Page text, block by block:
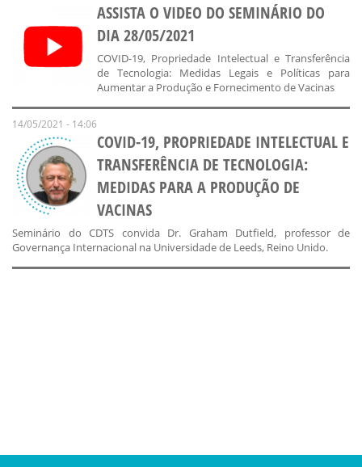
ASSISTA O VIDEO DO SEMINÁRIO DO
DIA 28/05/2021
COVID-19, Propriedade Intelectual e Transferência
de Tecnologia: Medidas Legais e Políticas para
Aumentar a Produção e Fornecimento de Vacinas
14/05/2021 - 14:06
COVID-19, PROPRIEDADE INTELECTUAL E
TRANSFERÊNCIA DE TECNOLOGIA:
MEDIDAS PARA A PRODUÇÃO DE
VACINAS
Seminário do CDTS convida Dr. Graham Dutfield, professor de
Governança Internacional na Universidade de Leeds, Reino Unido.